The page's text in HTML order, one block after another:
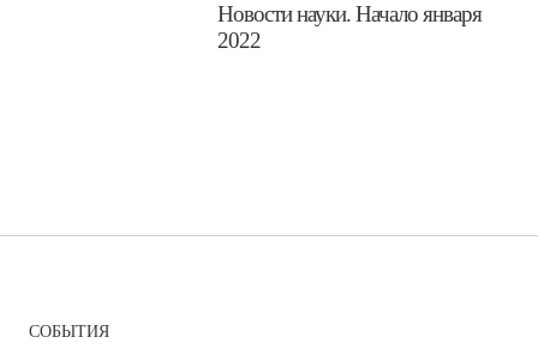
​Новости науки. Начало января
2022
СОБЫТИЯ